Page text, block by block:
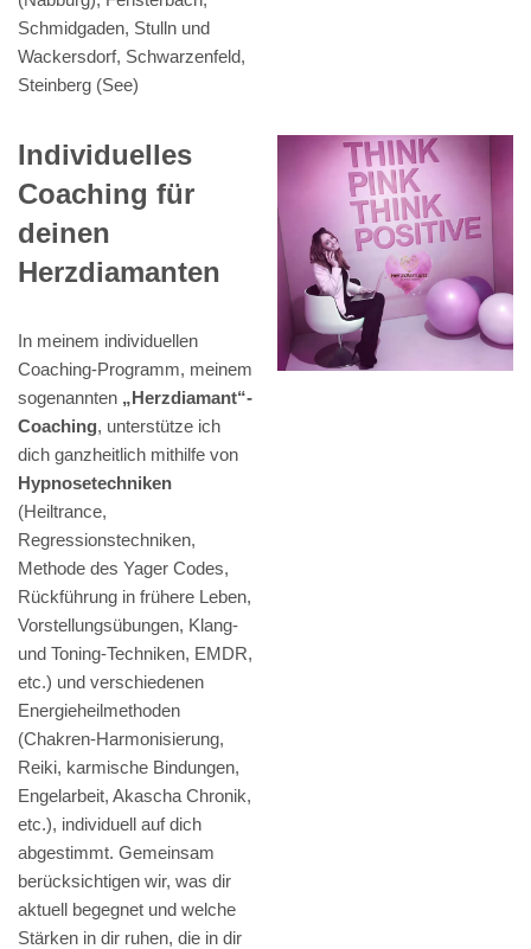
Schmidgaden, Stulln und
Wackersdorf, Schwarzenfeld,
Steinberg (See)
Individuelles
Coaching für
deinen
Herzdiamanten
In meinem individuellen
Coaching-Programm, meinem
sogenannten „Herzdiamant“-
Coaching, unterstütze ich
dich ganzheitlich mithilfe von
Hypnosetechniken
(Heiltrance,
Regressionstechniken,
Methode des Yager Codes,
Rückführung in frühere Leben,
Vorstellungsübungen, Klang-
und Toning-Techniken, EMDR,
etc.) und verschiedenen
Energieheilmethoden
(Chakren-Harmonisierung,
Reiki, karmische Bindungen,
Engelarbeit, Akascha Chronik,
etc.), individuell auf dich
abgestimmt. Gemeinsam
berücksichtigen wir, was dir
aktuell begegnet und welche
Stärken in dir ruhen, die in dir